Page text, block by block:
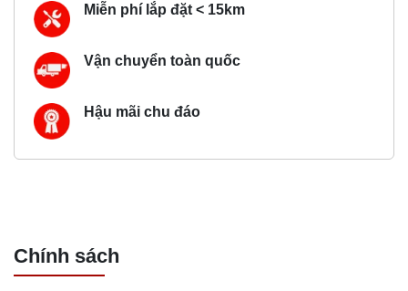
Miễn phí lắp đặt < 15km
Vận chuyển toàn quốc
Hậu mãi chu đáo
Chính sách